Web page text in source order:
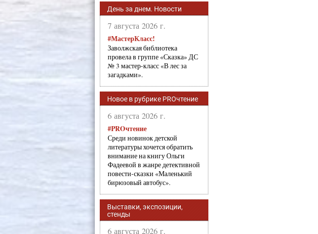
День за днем. Новости
7 августа 2026 г.
#МастерКласс!
Заволжская библиотека
провела в группе «Сказка» ДС
№ 3 мастер-класс «В лес за
загадками».
Новое в рубрике PROчтение
6 августа 2026 г.
#PROчтение
Среди новинок детской
литературы хочется обратить
внимание на книгу Ольги
Фадеевой в жанре детективной
повести-сказки «Маленький
бирюзовый автобус».
Выставки, экспозиции,
стенды
6 августа 2026 г.